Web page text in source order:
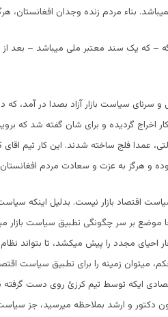
بناء مردم زنده وجدان افغانستان،
– که یک سند معتبر ملی میباشد – بعد از
و سرنای سیاست بازار آزاد بصدا در آمد، که
اخراج گردیده و برای شان گفته شد که
عمدا فلج ساخته شدند. این کار تیم
و هرگز به عزت و سعادت مردم
اقتصاد بازار نیست. بدلیل اینکه سیاست
موضع بر سر چگونگی تطبیق سیاست
مجدد را پیش میکشد، تا بتواند
زمینه را برای تطبیق سیاست
ایکه توسط تیم کرزئ روی دست گرفته
دکتور و ارشد بملاحظه میرسید، جز